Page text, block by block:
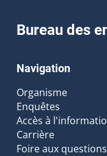
Bureau des
Navigation
Organisme
Enquêtes
Accès à
Carrière
Foire aux questions